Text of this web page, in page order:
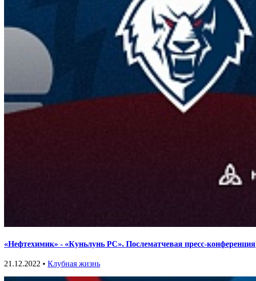
«Нефтехимик» - «Куньлунь РС». Послематчевая пресс-конференция
21.12.2022 • Клубная жизнь